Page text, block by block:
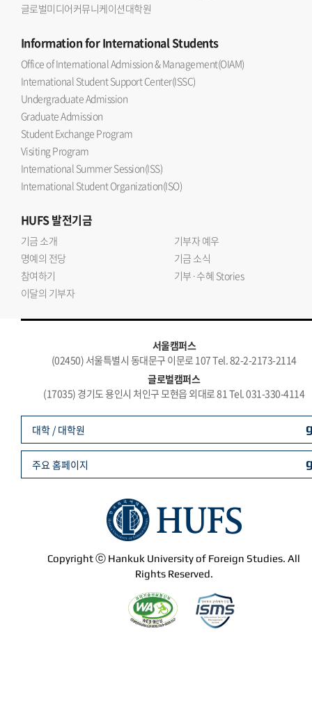
글로벌미디어커뮤니케이션대학원
Informationfor International Students
Office of International Admission & Management(OIAM)
International Student Support Center(ISSC)
Undergraduate Admission
Graduate Admission
Student Exchange Program
Visiting Program
International Summer Session(ISS)
International Student Organization(ISO)
HUFS발전기금
기금 소개
기부자 예우
명예의 전당
기금 소식
참여하기
기부·수혜 Stories
이달의 기부자
서울캠퍼스
(02450) 서울특별시 동대문구 이문로 107 Tel. 82-2-2173-2114
글로벌캠퍼스
(17035) 경기도 용인시 처인구 모현읍 외대로 81 Tel. 031-330-4114
Copyright ⓒ Hankuk University of Foreign Studies. All
Rights Reserved.
대학 / 대학원
주요 홈페이지